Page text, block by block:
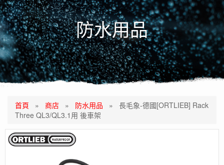
防水用品
首頁 » 商店 » 防水用品 » 長毛象-德國[ORTLIEB] Rack
Three QL3/QL3.1用 後車架